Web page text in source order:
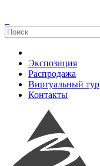
Экспозиция
Распродажа
Виртуальный тур
Контакты